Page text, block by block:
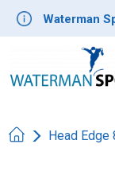
Waterman
Head Edge